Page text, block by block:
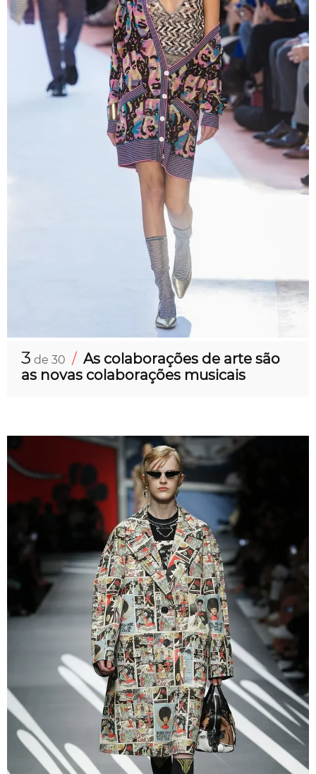
3 de 30 / As colaborações de arte são
as novas colaborações musicais